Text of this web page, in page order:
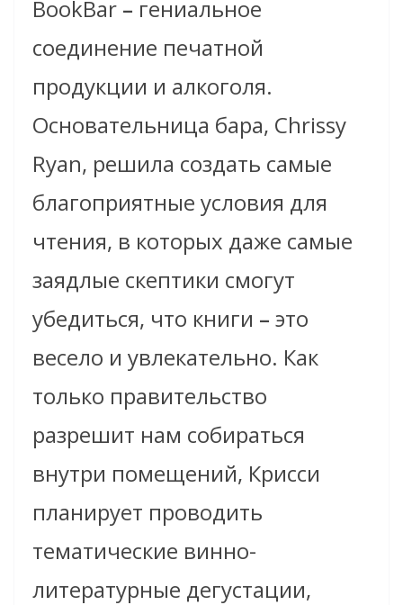
BookBar – гениальное
соединение печатной
продукции и алкоголя.
Основательница бара, Chrissy
Ryan, решила создать самые
благоприятные условия для
чтения, в которых даже самые
заядлые скептики смогут
убедиться, что книги – это
весело и увлекательно. Как
только правительство
разрешит нам собираться
внутри помещений, Крисси
планирует проводить
тематические винно-
литературные дегустации,